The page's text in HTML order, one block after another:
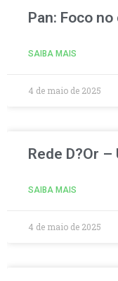
Pan: Foco
SAIBA MAIS
4 de maio de 2025
Rede D?Or
SAIBA MAIS
4 de maio de 2025